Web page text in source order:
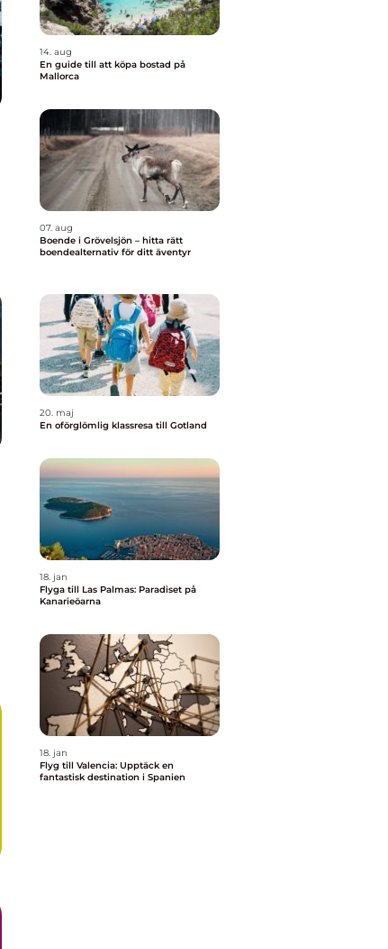
14. aug
En guide till att köpa bostad på
Mallorca
07. aug
Boende i Grövelsjön – hitta rätt
boendealternativ för ditt äventyr
20. maj
En oförglömlig klassresa till Gotland
18. jan
Flyga till Las Palmas: Paradiset på
Kanarieöarna
18. jan
Flyg till Valencia: Upptäck en
fantastisk destination i Spanien